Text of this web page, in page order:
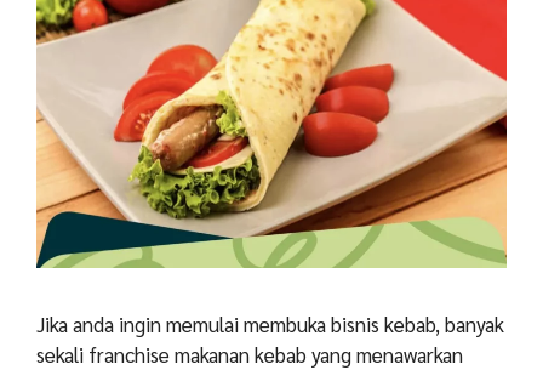
Jika anda ingin memulai membuka bisnis kebab, banyak
sekali franchise makanan kebab yang menawarkan